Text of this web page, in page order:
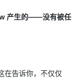
产生的——没有被任
在告诉你，不仅仅